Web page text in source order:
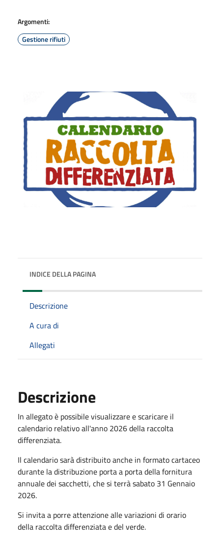
Argomenti:
Gestione rifiuti
INDICE DELLA PAGINA
Descrizione
A cura di
Allegati
Descrizione
In allegato è possibile visualizzare e scaricare il
calendario relativo all'anno 2026 della raccolta
differenziata.
Il calendario sarà distribuito anche in formato cartaceo
durante la distribuzione porta a porta della fornitura
annuale dei sacchetti, che si terrà sabato 31 Gennaio
2026.
Si invita a porre attenzione alle variazioni di orario
della raccolta differenziata e del verde.